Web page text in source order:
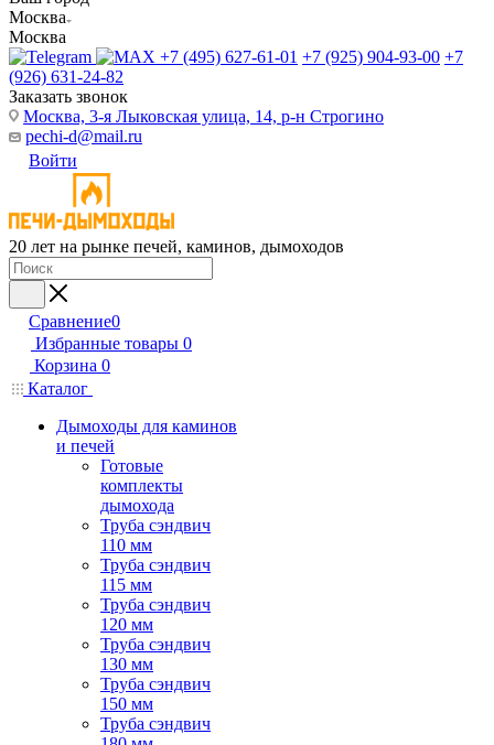
Москва
Москва
+7 (495) 627-61-01 +7 (925) 904-93-00 +7
(926) 631-24-82
Заказать звонок
Москва, 3-я Лыковская улица, 14, р-н Строгино
pechi-d@mail.ru
Войти
20 лет на рынке печей, каминов, дымоходов
Сравнение0
Избранные товары 0
Корзина 0
Каталог
Дымоходы для каминов
и печей
Готовые
комплекты
дымохода
Труба сэндвич
110 мм
Труба сэндвич
115 мм
Труба сэндвич
120 мм
Труба сэндвич
130 мм
Труба сэндвич
150 мм
Труба сэндвич